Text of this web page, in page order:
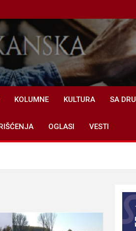
KOLUMNE KULTURA SA
OGLASI VESTI